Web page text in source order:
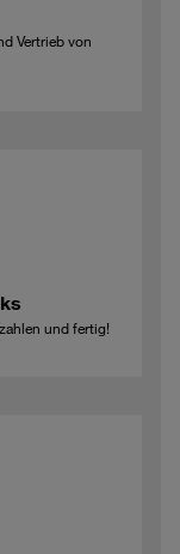
Vertrieb von
und fertig!